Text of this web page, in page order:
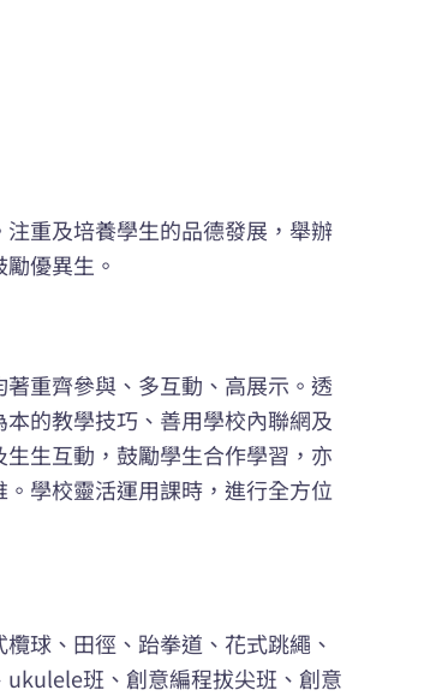
重及培養學生的品德發展，舉辦
優異生。
重齊參與、多互動、高展示。透
的教學技巧、善用學校內聯網及
生互動，鼓勵學生合作學習，亦
學校靈活運用課時，進行全方位
球、田徑、跆拳道、花式跳繩、
班、創意編程拔尖班、創意